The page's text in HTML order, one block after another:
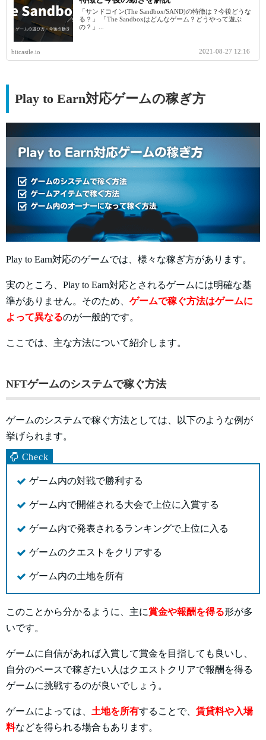
「サンドコイン(The Sandbox/SAND)の特徴は？今後どうな
る？」 「The Sandboxはどんなゲーム？どうやって遊ぶ
の？」...
bitcastle.io 2021-08-27 12:16
Play to Earn対応ゲームの稼ぎ方
Play to Earn対応のゲームでは、様々な稼ぎ方があります。
実のところ、Play to Earn対応とされるゲームには明確な基
準がありません。そのため、 ゲームで稼ぐ方法はゲームに
よって異なるのが一般的です。
ここでは、主な方法について紹介します。
NFTゲームのシステムで稼ぐ方法
ゲームのシステムで稼ぐ方法としては、以下のような例が
挙げられます。
ゲーム内の対戦で勝利する
ゲーム内で開催される大会で上位に入賞する
ゲーム内で発表されるランキングで上位に入る
ゲームのクエストをクリアする
ゲーム内の土地を所有
このことから分かるように、主に賞金や報酬を得る形が多
いです。
ゲームに自信があれば入賞して賞金を目指しても良いし、
自分のペースで稼ぎたい人はクエストクリアで報酬を得る
ゲームに挑戦するのが良いでしょう。
ゲームによっては、 土地を所有することで、 賃貸料や入場
料などを得られる場合もあります。